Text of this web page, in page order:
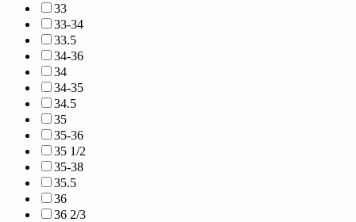
33
33-34
33.5
34-36
34
34-35
34.5
35
35-36
35 1/2
35-38
35.5
36
36 2/3